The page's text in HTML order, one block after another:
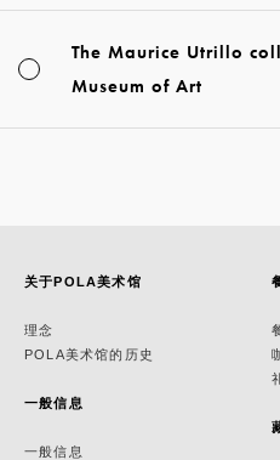
The Maurice Utrillo
Museum of Art
关于POLA美术馆
理念
POLA美术馆的历史
一般信息
一般信息